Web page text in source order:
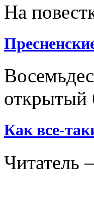
На
открытый
Как все-
Читатель